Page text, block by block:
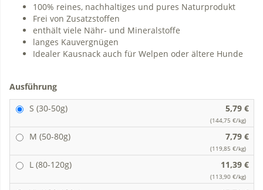
100% reines, nachhaltiges und pures Naturprodukt
Frei von Zusatzstoffen
enthält viele Nähr- und Mineralstoffe
langes Kauvergnügen
Idealer Kausnack auch für Welpen oder ältere Hunde
Ausführung
S (30-50g)
5,79 €
(144,75 €/kg)
M (50-80g) 7,79 €
(119,85 €/kg)
L (80-120g) 11,39 €
(113,90 €/kg)